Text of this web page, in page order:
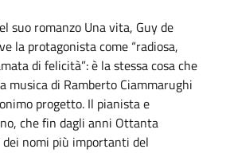
suo romanzo Una vita, Guy de
la protagonista come “radiosa,
di felicità”: è la stessa cosa che
musica di Ramberto Ciammarughi
progetto. Il pianista e
che fin dagli anni Ottanta
nomi più importanti del